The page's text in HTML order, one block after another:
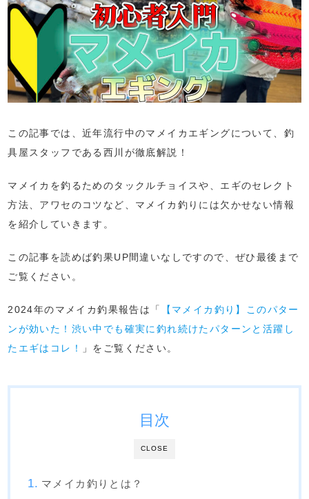
この記事では、近年流行中のマメイカエギングについて、釣
具屋スタッフである西川が徹底解説！
マメイカを釣るためのタックルチョイスや、エギのセレクト
方法、アワセのコツなど、マメイカ釣りには欠かせない情報
を紹介していきます。
この記事を読めば釣果UP間違いなしですので、ぜひ最後まで
ご覧ください。
2024年のマメイカ釣果報告は「
【マメイカ釣り】このパター
ンが効いた！渋い中でも確実に釣れ続けたパターンと活躍し
たエギはコレ！
」をご覧ください。
CLOSE
目次
マメイカ釣りとは？